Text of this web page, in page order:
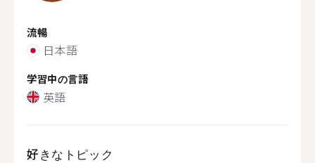
流暢
日本語
学習中の言語
英語
好きなトピック